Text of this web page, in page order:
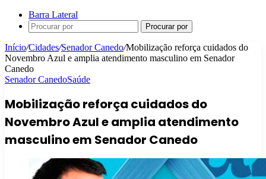
Barra Lateral
Procurar por
Início/Cidades/Senador Canedo/Mobilização reforça cuidados do
Novembro Azul e amplia atendimento masculino em Senador
Canedo
Senador CanedoSaúde
Mobilização reforça cuidados do
Novembro Azul e amplia atendimento
masculino em Senador Canedo